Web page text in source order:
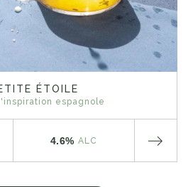
ÉTOILE
espagnole
4.6% ALC